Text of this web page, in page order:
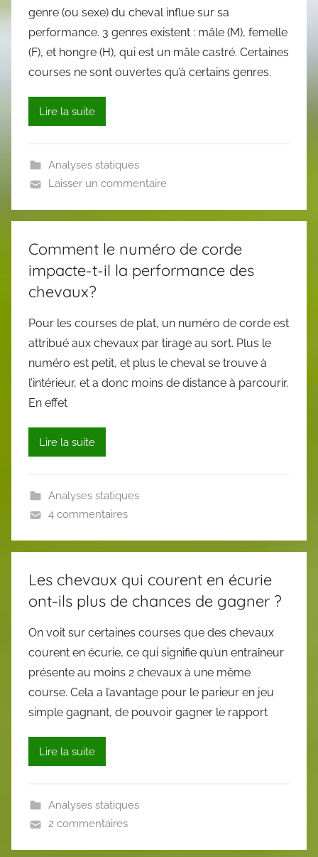
genre (ou sexe) du cheval influe sur sa
performance. 3 genres existent : mâle (M), femelle
(F), et hongre (H), qui est un mâle castré. Certaines
courses ne sont ouvertes qu’à certains genres.
Lire la suite
Analyses statiques
Laisser un commentaire
Comment le numéro de corde
impacte-t-il la performance des
chevaux?
Pour les courses de plat, un numéro de corde est
attribué aux chevaux par tirage au sort. Plus le
numéro est petit, et plus le cheval se trouve à
l’intérieur, et a donc moins de distance à parcourir.
En effet
Lire la suite
Analyses statiques
4 commentaires
Les chevaux qui courent en écurie
ont-ils plus de chances de gagner ?
On voit sur certaines courses que des chevaux
courent en écurie, ce qui signifie qu’un entraîneur
présente au moins 2 chevaux à une même
course. Cela a l’avantage pour le parieur en jeu
simple gagnant, de pouvoir gagner le rapport
Lire la suite
Analyses statiques
2 commentaires